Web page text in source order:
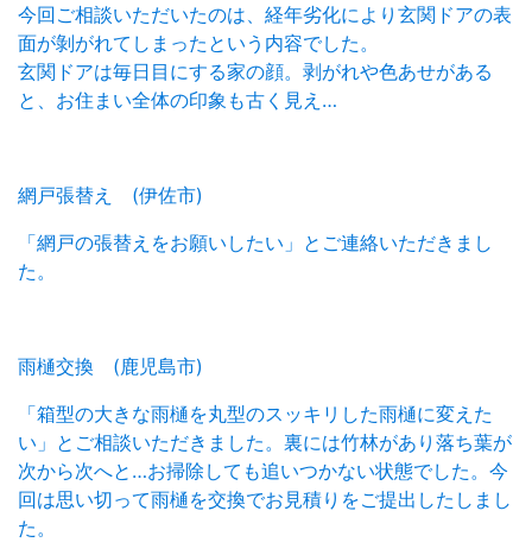
今回ご相談いただいたのは、経年劣化により玄関ドアの表
面が剝がれてしまったという内容でした。
玄関ドアは毎日目にする家の顔。剥がれや色あせがある
と、お住まい全体の印象も古く見え…
網戸張替え (伊佐市)
「網戸の張替えをお願いしたい」とご連絡いただきまし
た。
雨樋交換 (鹿児島市)
「箱型の大きな雨樋を丸型のスッキリした雨樋に変えた
い」とご相談いただきました。裏には竹林があり落ち葉が
次から次へと…お掃除しても追いつかない状態でした。今
回は思い切って雨樋を交換でお見積りをご提出したしまし
た。